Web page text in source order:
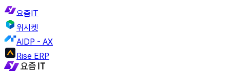
요즘IT
위시켓
AIDP - AX
Rise ERP